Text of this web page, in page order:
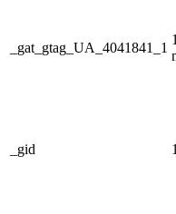
_gat_gtag_UA_4041841_1
1
_gid